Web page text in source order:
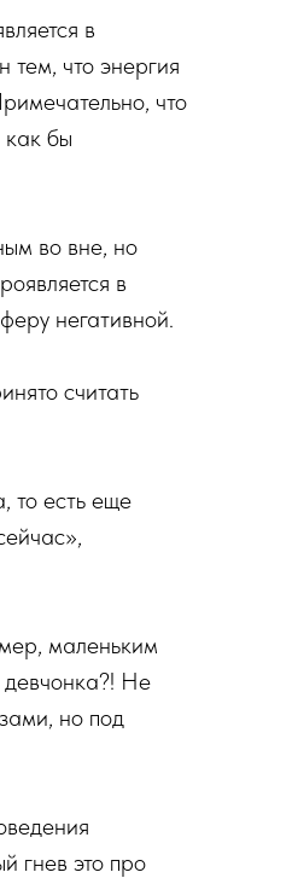
в
что энергия
что
как бы
во вне, но
в
негативной.
считать
то есть еще
маленьким
девчонка?! Не
но под
гнев это про